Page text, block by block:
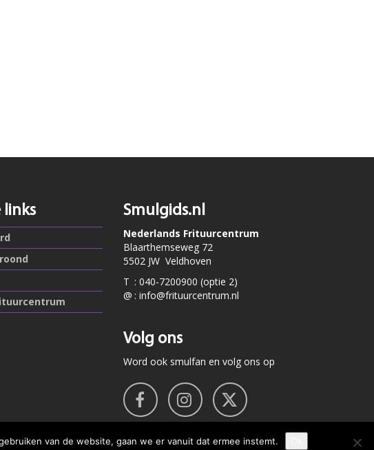
links Smulgids.nl
Nederlands Frituurcentrum
Blaarthemseweg 72
5502 JW Veldhoven
T : 040-7200900 (optie 2)
@ : info@frituurcentrum.nl
Volg ons
Word ook smulfan en volg ons op
van de website, gaan we er vanuit dat ermee instemt.